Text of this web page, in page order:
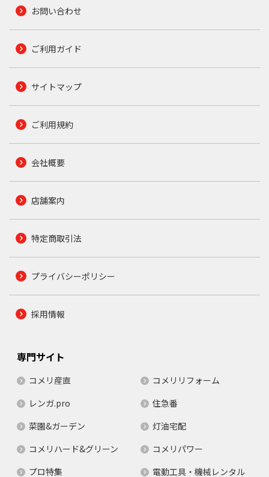
お問い合わせ
ご利用ガイド
サイトマップ
ご利用規約
会社概要
店舗案内
特定商取引法
プライバシーポリシー
採用情報
専門サイト
コメリ産直
コメリリフォーム
レンガ.pro
住急番
菜園&ガーデン
灯油宅配
コメリハード&グリーン
コメリパワー
プロ特集
電動工具・機械レンタル